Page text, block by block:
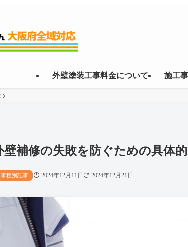
外壁塗装工事料金について 施工
壁補修の失敗を防ぐための具体
事種別記事 2024年12月11日 2024年12月21日